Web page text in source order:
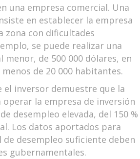
una empresa comercial. Una
en establecer la empresa
zona con dificultades
se puede realizar una
menor, de 500 000 dólares, en
de 20 000 habitantes.
el inversor demuestre que la
operar la empresa de inversión
desempleo elevada, del 150 %
Los datos aportados para
desempleo suficiente deben
gubernamentales.